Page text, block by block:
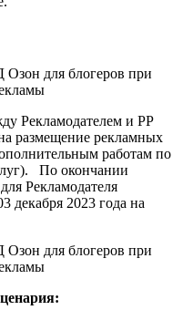
Рекламодателем и РР
размещение рекламных
работам по
По окончании
Рекламодателя
декабря 2023 года на